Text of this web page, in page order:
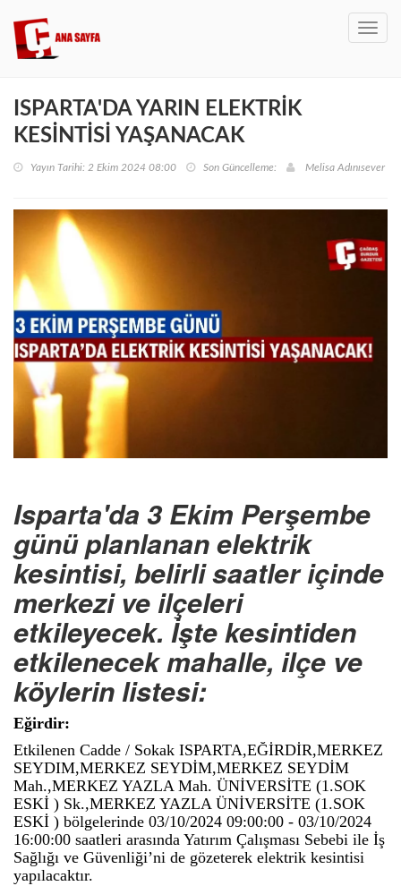
ISPARTA'DA YARIN ELEKTRİK
KESİNTİSİ YAŞANACAK
Yayın Tarihi: 2 Ekim 2024 08:00 Son Güncelleme: Melisa Adınısever
Isparta'da 3 Ekim Perşembe
günü planlanan elektrik
kesintisi, belirli saatler içinde
merkezi ve ilçeleri
etkileyecek. İşte kesintiden
etkilenecek mahalle, ilçe ve
köylerin listesi:
Eğirdir:
Etkilenen Cadde / Sokak ISPARTA,EĞİRDİR,MERKEZ
SEYDIM,MERKEZ SEYDİM,MERKEZ SEYDİM
Mah.,MERKEZ YAZLA Mah. ÜNİVERSİTE (1.SOK
ESKİ ) Sk.,MERKEZ YAZLA ÜNİVERSİTE (1.SOK
ESKİ ) bölgelerinde 03/10/2024 09:00:00 - 03/10/2024
16:00:00 saatleri arasında Yatırım Çalışması Sebebi ile İş
Sağlığı ve Güvenliği’ni de gözeterek elektrik kesintisi
yapılacaktır.